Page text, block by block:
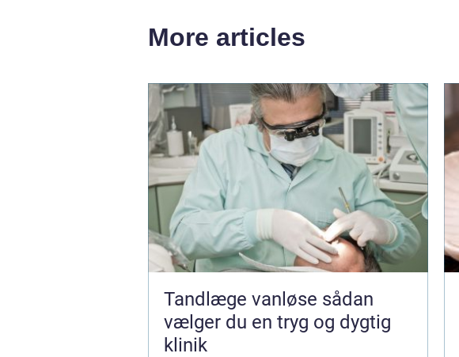
More articles
Tandlæge vanløse sådan
vælger du en tryg og dygtig
klinik